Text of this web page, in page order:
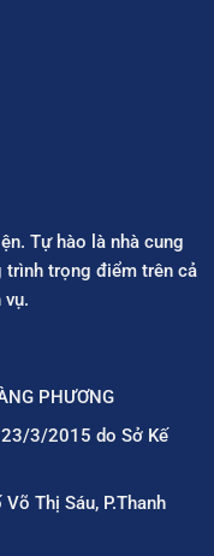
Tự hào là nhà cung
trình trọng điểm trên cả
vụ.
PHƯƠNG
3/2015 do Sở Kế
Thị Sáu, P.Thanh